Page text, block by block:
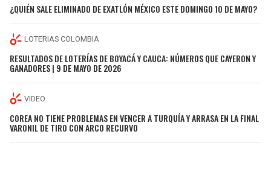
¿QUIÉN SALE ELIMINADO DE EXATLÓN MÉXICO ESTE DOMINGO 10 DE MAYO?
LOTERIAS COLOMBIA
RESULTADOS DE LOTERÍAS DE BOYACÁ Y CAUCA: NÚMEROS QUE CAYERON Y
GANADORES | 9 DE MAYO DE 2026
VIDEO
COREA NO TIENE PROBLEMAS EN VENCER A TURQUÍA Y ARRASA EN LA FINAL
VARONIL DE TIRO CON ARCO RECURVO